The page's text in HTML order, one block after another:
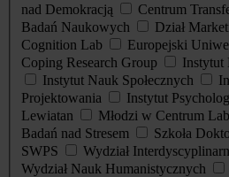
nad Demokracją
Centrum
Badań Naukowych
Dział
Cognition Lab
Europejski
Coping Research Group
Instytut
Instytut Nauk Społecznych
Projektowania
Instytut
Lewiatan
Młodzi w Centrum Lab
Badań nad Stresem
Szkoła
SWPS
Wydział
Wydział Nauk Humanistycznych